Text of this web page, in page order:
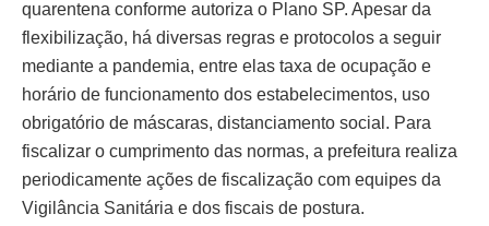
quarentena conforme autoriza o Plano SP. Apesar da
flexibilização, há diversas regras e protocolos a seguir
mediante a pandemia, entre elas taxa de ocupação e
horário de funcionamento dos estabelecimentos, uso
obrigatório de máscaras, distanciamento social. Para
fiscalizar o cumprimento das normas, a prefeitura realiza
periodicamente ações de fiscalização com equipes da
Vigilância Sanitária e dos fiscais de postura.